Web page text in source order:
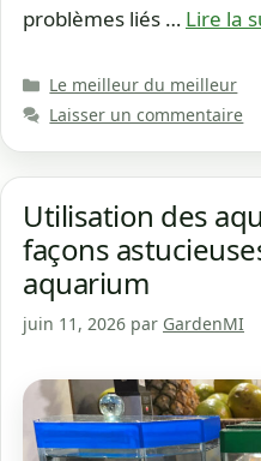
problèmes liés … Lire la
Catégories
Le meilleur du meilleur
Laisser un commentaire
Utilisation des
façons
aquarium
juin 11, 2026 par GardenMI